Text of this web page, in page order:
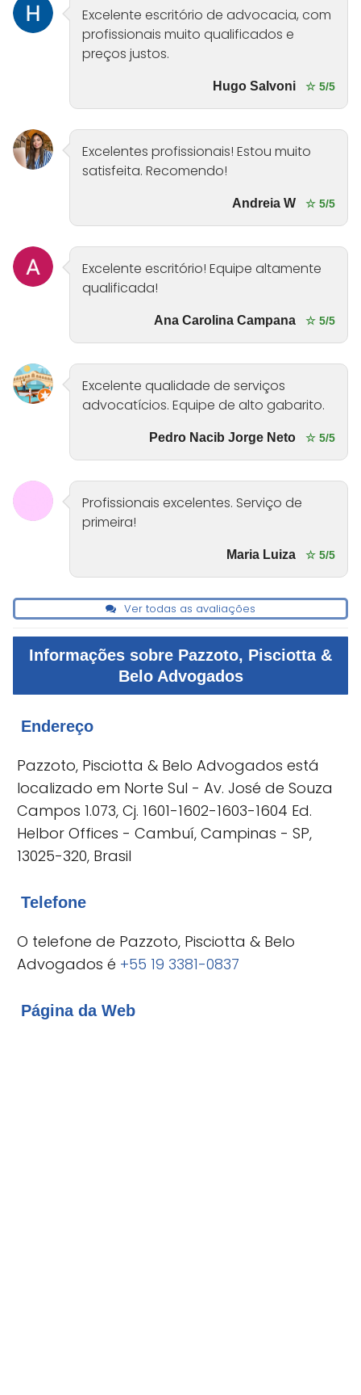
Excelente escritório de advocacia, com
profissionais muito qualificados e
preços justos.
Hugo Salvoni ☆ 5/5
Excelentes profissionais! Estou muito
satisfeita. Recomendo!
Andreia W ☆ 5/5
Excelente escritório! Equipe altamente
qualificada!
Ana Carolina Campana ☆ 5/5
Excelente qualidade de serviços
advocatícios. Equipe de alto gabarito.
Pedro Nacib Jorge Neto ☆ 5/5
Profissionais excelentes. Serviço de
primeira!
Maria Luiza ☆ 5/5
Ver todas as avaliações
Informações sobre Pazzoto, Pisciotta &
Belo Advogados
Endereço
Pazzoto, Pisciotta & Belo Advogados está
localizado em Norte Sul - Av. José de Souza
Campos 1.073, Cj. 1601-1602-1603-1604 Ed.
Helbor Offices - Cambuí, Campinas - SP,
13025-320, Brasil
Telefone
O telefone de Pazzoto, Pisciotta & Belo
Advogados é +55 19 3381-0837
Página da Web